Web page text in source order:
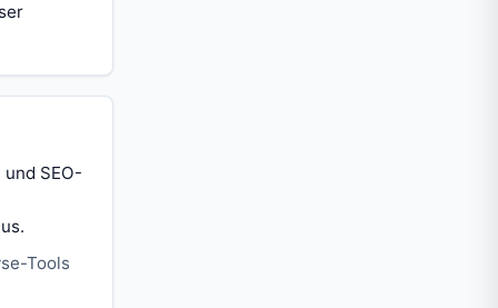
SEO-
Tools